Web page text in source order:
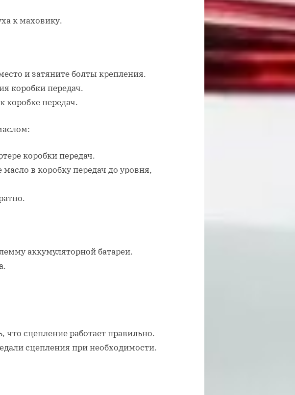
к маховику.
и затяните болты крепления.
коробки передач.
коробке передач.
коробки передач.
в коробку передач до уровня,
аккумуляторной батареи.
что сцепление работает правильно.
сцепления при необходимости.